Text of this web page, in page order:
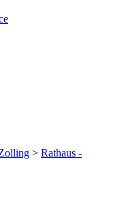
> Rathaus -